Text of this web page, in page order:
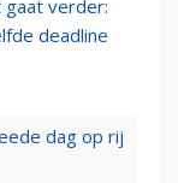
gaat verder:
deadline
dag op rij